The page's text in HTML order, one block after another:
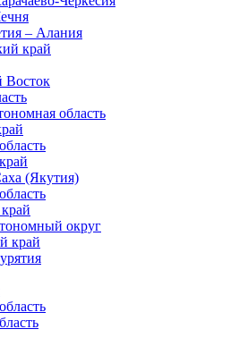
– Алания
край
Восток
область
(Якутия)
округ
край